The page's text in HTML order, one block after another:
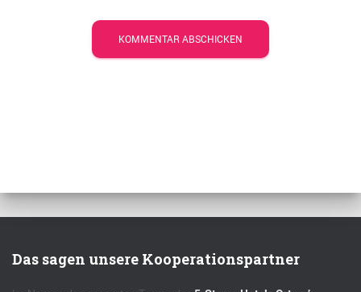
Das sagen unsere Kooperationspartner